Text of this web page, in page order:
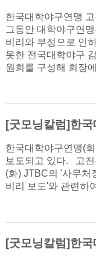
한국대학야구연맹
그동안 대학야구연
비리와 부정으로 인
못한 전국대학야구
원회를 구성해 회장
[굿모닝칼럼]한
한국대학야구연맹(
보도되고 있다. 고천
(화) JTBC의 '사무처
비리 보도'와 관련하
[굿모닝칼럼]한